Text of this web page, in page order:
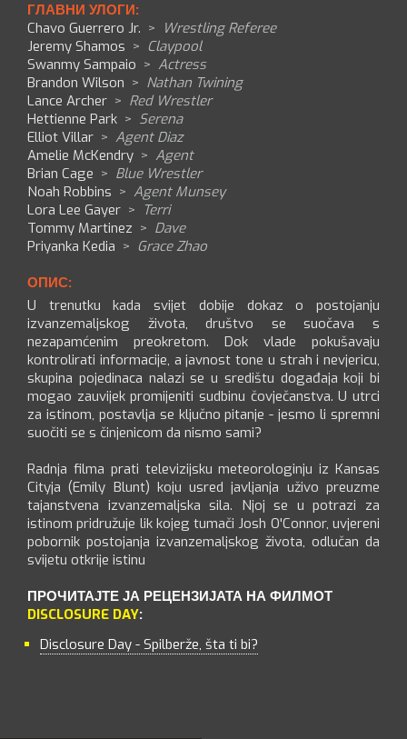
ГЛАВНИ УЛОГИ:
Chavo Guerrero Jr. > Wrestling Referee
Jeremy Shamos > Claypool
Swanmy Sampaio > Actress
Brandon Wilson > Nathan Twining
Lance Archer > Red Wrestler
Hettienne Park > Serena
Elliot Villar > Agent Diaz
Amelie McKendry > Agent
Brian Cage > Blue Wrestler
Noah Robbins > Agent Munsey
Lora Lee Gayer > Terri
Tommy Martinez > Dave
Priyanka Kedia > Grace Zhao
ОПИС:
U trenutku kada svijet dobije dokaz o postojanju
izvanzemaljskog života, društvo se suočava s
nezapamćenim preokretom. Dok vlade pokušavaju
kontrolirati informacije, a javnost tone u strah i nevjericu,
skupina pojedinaca nalazi se u središtu događaja koji bi
mogao zauvijek promijeniti sudbinu čovječanstva. U utrci
za istinom, postavlja se ključno pitanje - jesmo li spremni
suočiti se s činjenicom da nismo sami?
Radnja filma prati televizijsku meteorologinju iz Kansas
Cityja (Emily Blunt) koju usred javljanja uživo preuzme
tajanstvena izvanzemaljska sila. Njoj se u potrazi za
istinom pridružuje lik kojeg tumači Josh O'Connor, uvjereni
pobornik postojanja izvanzemaljskog života, odlučan da
svijetu otkrije istinu
ПРОЧИТАЈТЕ ЈА РЕЦЕНЗИЈАТА НА ФИЛМОТ
DISCLOSURE DAY:
Disclosure Day - Spilberže, šta ti bi?